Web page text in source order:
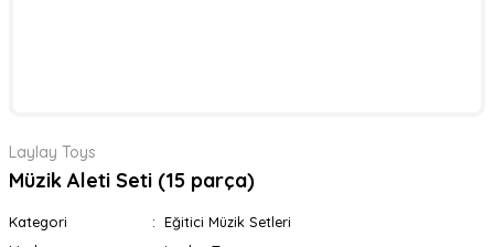
Laylay Toys
Müzik Aleti Seti (15 parça)
Kategori
Eğitici Müzik Setleri